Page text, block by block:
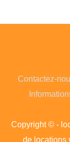
Contactez-
Copyright © -
de locations